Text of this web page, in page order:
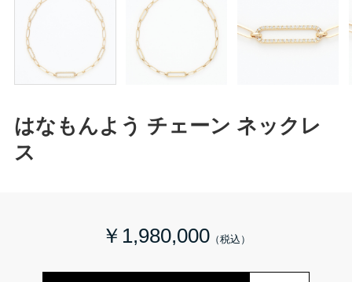
はなもんよう チェーン ネックレ
ス
￥1,980,000